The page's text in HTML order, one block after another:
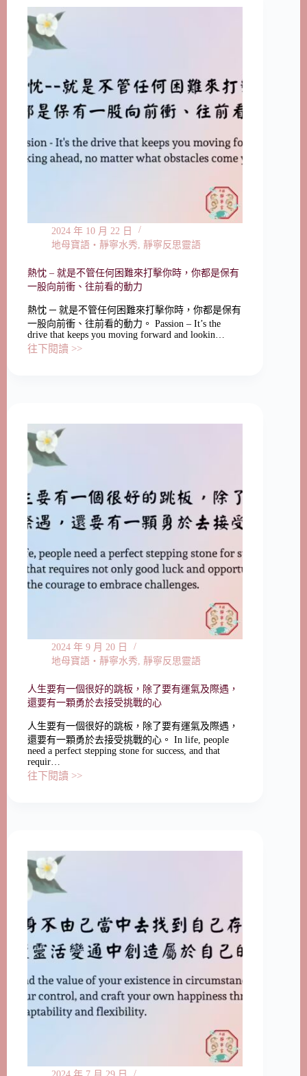
2024 年 10 月 22 日
地母寶語‧靜寧水秀 靜寧反思靈語
熱忱 ‒ 就是不管任何困難來打擊你時，你都是保有
一股向前衝、往前看的動力
熱忱 ─ 就是不管任何困難來打擊你時，你都是保有
一股向前衝、往前看的動力。 Passion – It’s the
drive that keeps you moving forward and lookin…
往下閱讀 >>
2024 年 9 月 20 日
地母寶語‧靜寧水秀, 靜寧反思靈語
人生要有一個很好的跳板，除了要有運氣及際遇，
還要有一顆勇於去接受挑戰的心
人生要有一個很好的跳板，除了要有運氣及際遇，
還要有一顆勇於去接受挑戰的心。 In life, people
need a perfect stepping stone for success, and that
requir…
往下閱讀 >>